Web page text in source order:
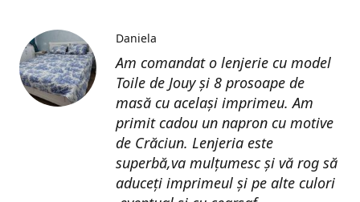
Am comandat o lenjerie cu model
Toile de Jouy și 8 prosoape de
masă cu același imprimeu. Am
primit cadou un napron cu motive
de Crăciun. Lenjeria este
superbă,va mulțumesc și vă rog să
aduceți imprimeul și pe alte culori
Daniela